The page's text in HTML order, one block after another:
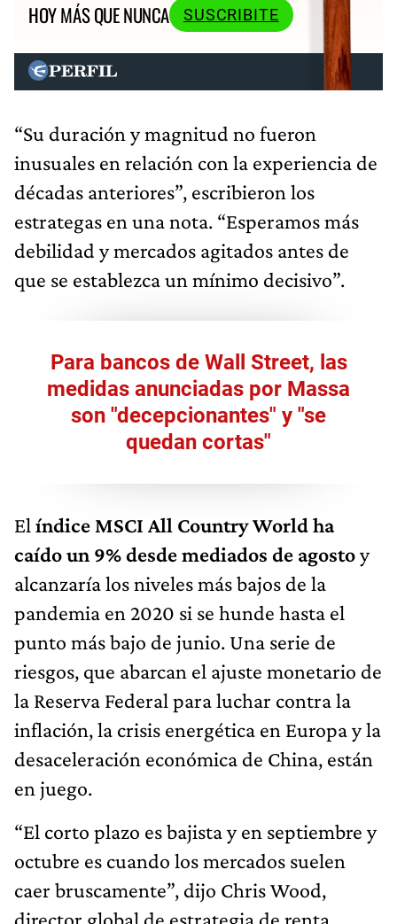
HOY MÁS QUE NUNCA
SUSCRIBITE
“Su duración y magnitud no fueron
inusuales en relación con la experiencia de
décadas anteriores”, escribieron los
estrategas en una nota. “Esperamos más
debilidad y mercados agitados antes de
que se establezca un mínimo decisivo”.
Para bancos de Wall Street, las
medidas anunciadas por Massa
son "decepcionantes" y "se
quedan cortas"
El índice MSCI All Country World ha
caído un 9% desde mediados de agostoy
alcanzaría los niveles más bajos de la
pandemia en 2020 si se hunde hasta el
punto más bajo de junio. Una serie de
riesgos, que abarcan el ajuste monetario de
la Reserva Federal para luchar contra la
inflación, la crisis energética en Europa y la
desaceleración económica de China, están
en juego.
“El corto plazo es bajista y en septiembre y
octubre es cuando los mercados suelen
caer bruscamente”, dijo Chris Wood,
director global de estrategia de renta